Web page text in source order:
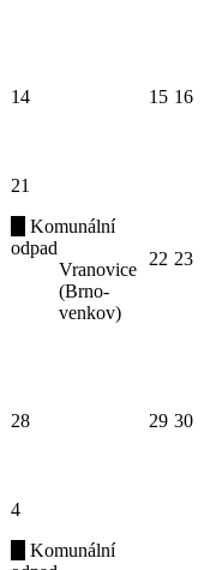
14 15 16
21
Komunální
odpad
Vranovice
(Brno-
venkov)
22 23
28 29 30
4
Komunální